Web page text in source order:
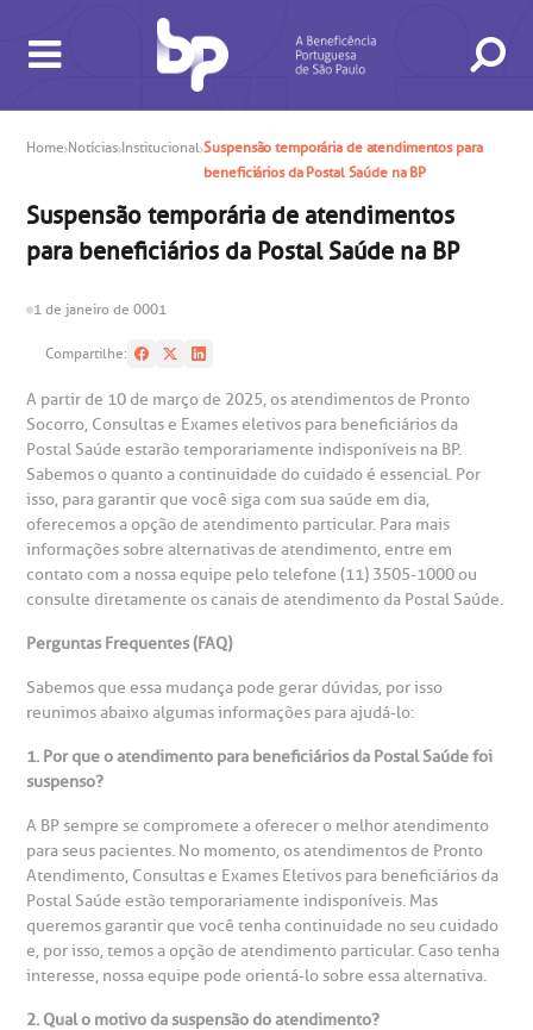
CONSULTAS E EXAMES
de consultas e exames
in antecipado
de exames
SAC
A BP conta com você para melhorar sempre a qualidade do
atendimento e dos serviços prestados.
A Ouvidoria e SAC são canais para você, cliente da BP, tirar
suas dúvidas, registrar suas reclamações ou fazer elogios
relacionados ao nosso atendimento e aos nossos serviços.
Horário de atendimento: 2ª a 6ª feira das 7h às 18h
ouvidoria@bp.org.br
Fale Conosco
CONHEÇA AS UNIDADES
Hospital BP
Endereço:
Rua Maestro Cardim, 769
CEP: 01323-001 | Bela Vista
São Paulo - SP
BP Mirante
e Pesquisa
do médico
de conduta
Financeiras
social
Teleinterconsulta
de atendimento
de Infarto SUS
de orçamento particular
de veracidade de atestado
atendimento
de Oncologia e Hematologia
de Excelência em Neurologia e
de Excelência em Ortopedia
especialidades
Home Notícias InstitucionalSuspensão temporária de atendimentos para
beneficiários da Postal Saúde na BP
Suspensão temporária de atendimentos
para beneficiários da Postal Saúde na BP
1 de janeiro de 0001
Compartilhe:
A partir de 10 de março de 2025, os atendimentos de Pronto
Socorro, Consultas e Exames eletivos para beneficiários da
Postal Saúde estarão temporariamente indisponíveis na BP.
Sabemos o quanto a continuidade do cuidado é essencial. Por
isso, para garantir que você siga com sua saúde em dia,
oferecemos a opção de atendimento particular. Para mais
informações sobre alternativas de atendimento, entre em
contato com a nossa equipe pelo telefone (11) 3505-1000 ou
consulte diretamente os canais de atendimento da Postal Saúde.
Perguntas Frequentes (FAQ)
Sabemos que essa mudança pode gerar dúvidas, por isso
reunimos abaixo algumas informações para ajudá-lo:
1. Por que o atendimento para beneficiários da Postal Saúde foi
suspenso?
A BP sempre se compromete a oferecer o melhor atendimento
para seus pacientes. No momento, os atendimentos de Pronto
Atendimento, Consultas e Exames Eletivos para beneficiários da
Postal Saúde estão temporariamente indisponíveis. Mas
queremos garantir que você tenha continuidade no seu cuidado
e, por isso, temos a opção de atendimento particular. Caso tenha
interesse, nossa equipe pode orientá-lo sobre essa alternativa.
2. Qual o motivo da suspensão do atendimento?